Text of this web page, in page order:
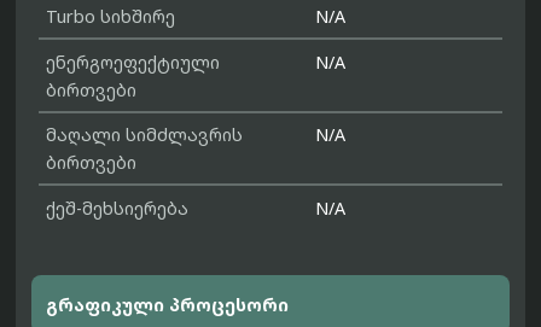
Turbo სიხშირე
N/A
ენერგოეფექტიული
ბირთვები
N/A
მაღალი სიმძლავრის
ბირთვები
N/A
ქეშ-მეხსიერება N/A
გრაფიკული პროცესორი